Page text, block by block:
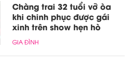
Chàng trai 32 tuổi vỡ òa
khi chinh phục được gái
xinh trên show hẹn hò
GIA ĐÌNH